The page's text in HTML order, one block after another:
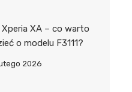
XA – co warto
o modelu F3111?
2026